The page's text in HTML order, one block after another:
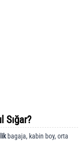
Sığar?
bagaja, kabin boy, orta